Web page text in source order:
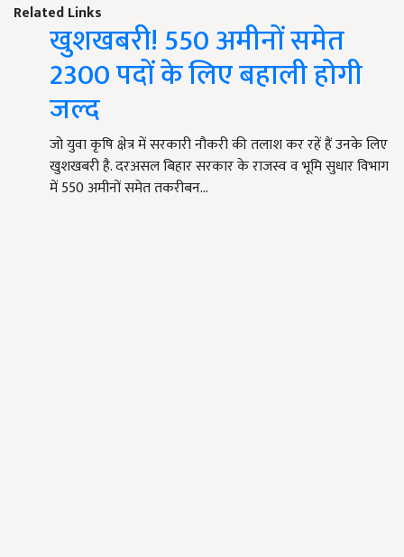
Related Links
खुशखबरी! 550 अमीनों समेत
2300 पदों के लिए बहाली होगी
जल्द
जो युवा कृषि क्षेत्र में सरकारी नौकरी की तलाश कर रहें हैं उनके लिए
खुशखबरी है. दरअसल बिहार सरकार के राजस्व व भूमि सुधार विभाग
में 550 अमीनों समेत तकरीबन…